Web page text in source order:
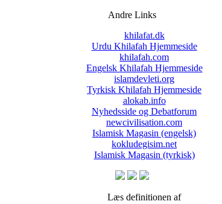
Andre Links
khilafat.dk
Urdu Khilafah Hjemmeside
khilafah.com
Engelsk Khilafah Hjemmeside
islamdevleti.org
Tyrkisk Khilafah Hjemmeside
alokab.info
Nyhedsside og Debatforum
newcivilisation.com
Islamisk Magasin (engelsk)
kokludegisim.net
Islamisk Magasin (tyrkisk)
Læs definitionen af